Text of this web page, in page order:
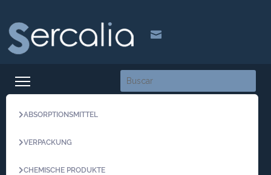

ABSORPTIONSMITTEL
VERPACKUNG
CHEMISCHE PRODUKTE